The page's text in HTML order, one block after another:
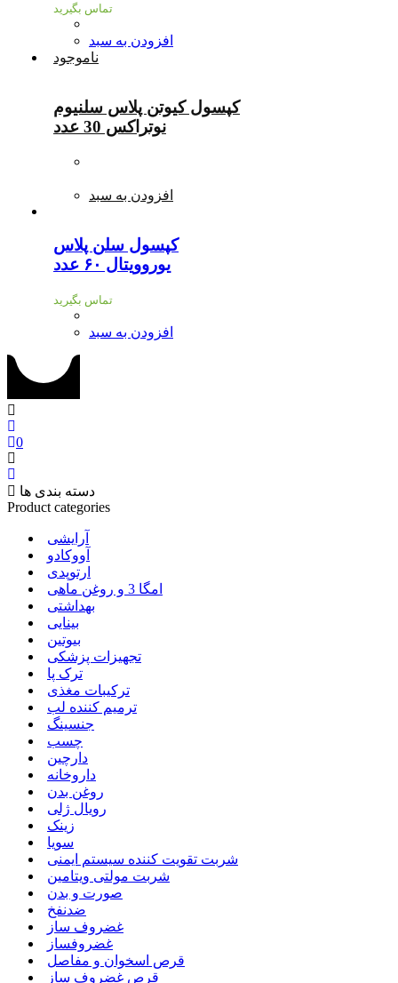
تماس بگیرید
افزودن به سبد
ناموجود
کپسول کیوتن پلاس سلنیوم
نوتراکس 30 عدد
افزودن به سبد
کپسول سلن پلاس
یوروویتال ۶۰ عدد
تماس بگیرید
افزودن به سبد
0
دسته بندی ها
Product categories
آرایشی
آووکادو
ارتوپدی
امگا 3 و روغن ماهی
بهداشتی
بینایی
بیوتین
تجهیزات پزشکی
ترک پا
ترکیبات مغذی
ترمیم کننده لب
جنسینگ
چسب
دارچین
داروخانه
روغن بدن
رویال ژلی
زینک
سویا
شربت تقویت کننده سیستم ایمنی
شربت مولتی ویتامین
صورت و بدن
ضدنفخ
غضروف ساز
غضروفساز
قرص اسخوان و مفاصل
قرص غضروف ساز